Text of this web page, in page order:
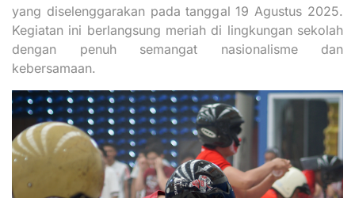
yang diselenggarakan pada tanggal 19 Agustus 2025.
Kegiatan ini berlangsung meriah di lingkungan sekolah
dengan penuh semangat nasionalisme dan
kebersamaan.